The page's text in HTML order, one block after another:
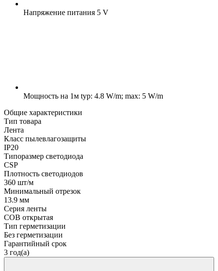
Напряжение питания 5 V
Мощность на 1м typ: 4.8 W/m; max: 5 W/m
Общие характеристики
Тип товара
Лента
Класс пылевлагозащиты
IP20
Типоразмер светодиода
CSP
Плотность светодиодов
360 шт/м
Минимальный отрезок
13.9 мм
Серия ленты
COB открытая
Тип герметизации
Без герметизации
Гарантийный срок
3 год(а)